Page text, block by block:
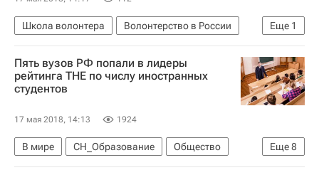
Еще 1
Школа волонтера
Волонтерство в России
Россия
Пять вузов РФ попали в лидеры
рейтинга THE по числу иностранных
студентов
17 мая 2018, 14:13 1924
Еще8
В мире СН_Образование
Общество
МИСиС